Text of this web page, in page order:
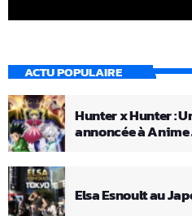
ACTU POPULAIRE
Hunter x Hunter :
annoncée à Anime
Elsa Esnoult au